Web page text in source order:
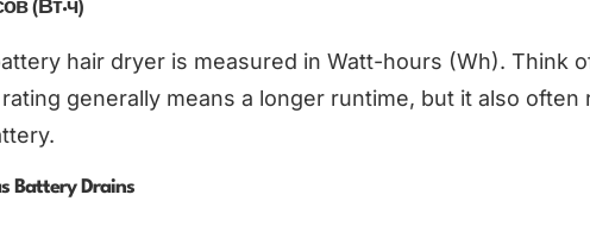
(Вт·ч)
hair dryer is measured in Watt-hours (Wh). Think
generally means a longer runtime, but it also often
Battery Drains